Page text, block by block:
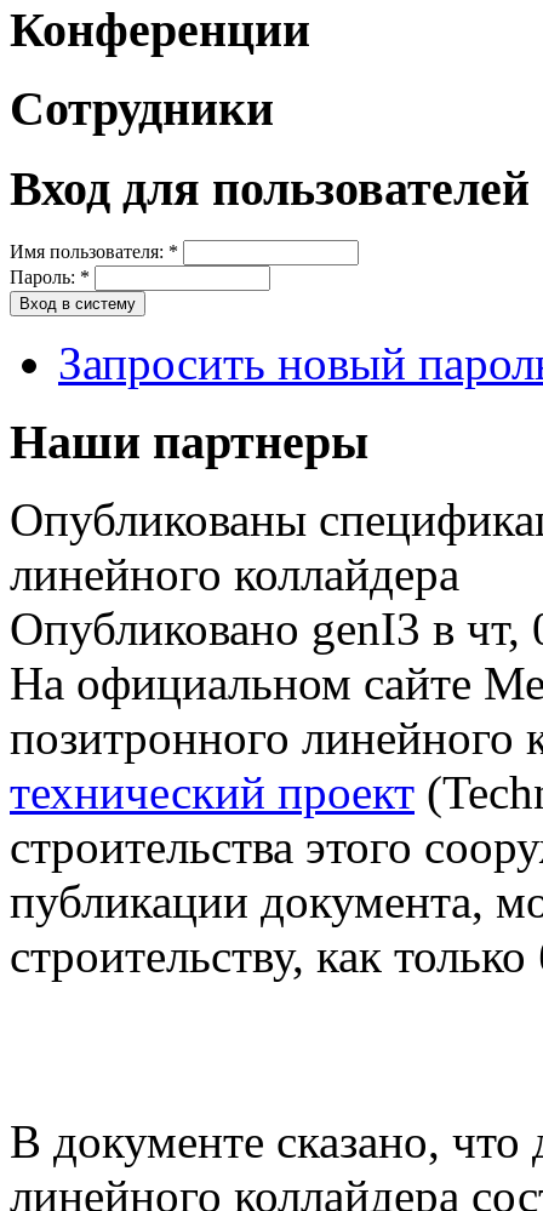
Конференции
Сотрудники
Вход для пользователей
Имя пользователя: *
Пароль: *
Запросить новый
Наши партнеры
Опубликованы
линейного коллайдера
Опубликовано genI3 в
На официальном сайте
позитронного линейного
технический проект
строительства этого
публикации документа,
строительству, как
В документе сказано,
линейного коллайдера